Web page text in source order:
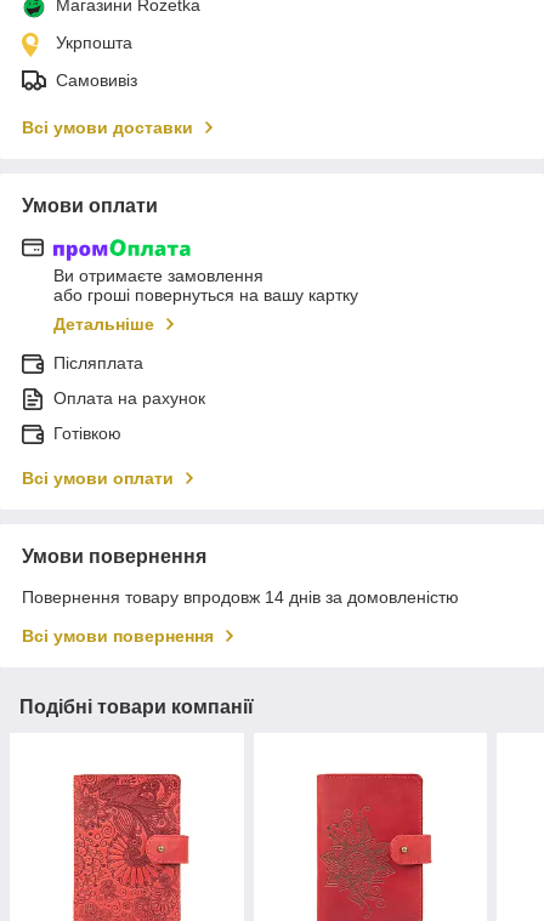
Магазини Rozetka
Укрпошта
Самовивіз
Всі умови доставки
Умови оплати
Ви отримаєте замовлення
або гроші повернуться на вашу картку
Детальніше
Післяплата
Оплата на рахунок
Готівкою
Всі умови оплати
Умови повернення
Повернення товару впродовж 14 днів за домовленістю
Всі умови повернення
Подібні товари компанії